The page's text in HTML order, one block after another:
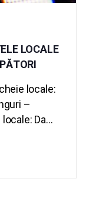
LOCALE
locale:
–
Da